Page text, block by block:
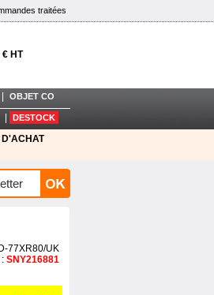
traitées
€ HT
OBJET CO
DESTOCK
D'ACHAT
77XR80/UK
SNY216881